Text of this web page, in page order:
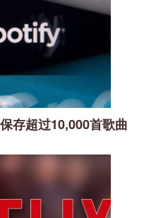
存超过10,000首歌曲